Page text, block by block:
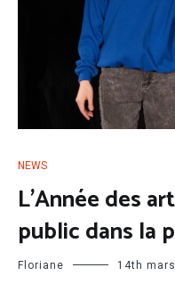
NEWS
L’Année des
public dans la
Floriane 14th